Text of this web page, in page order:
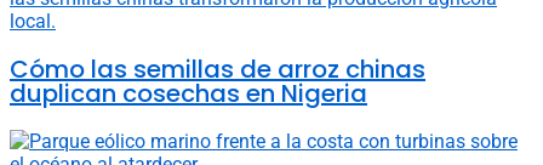
Cómo las semillas de arroz chinas
duplican cosechas en Nigeria